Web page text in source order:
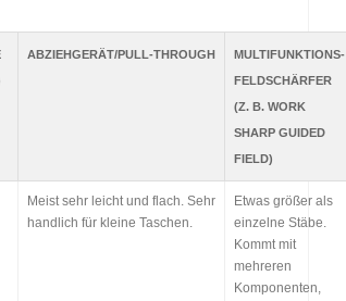
ABZIEHGERÄT/PULL-THROUGH
MULTIFUNKTIONS-
FELDSCHÄRFER
(Z. B. WORK
SHARP GUIDED
FIELD)
Meist sehr leicht und flach. Sehr
handlich für kleine Taschen.
Etwas größer als
einzelne Stäbe.
Kommt mit
mehreren
Komponenten,